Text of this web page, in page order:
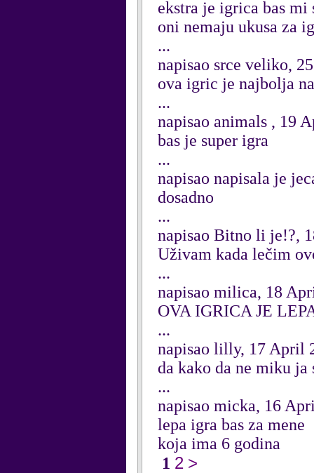
ekstra je igrica bas
oni nemaju ukusa za
...
napisao srce veliko,
ova igric je najbolja
...
napisao animals , 19
bas je super igra
...
napisao napisala je
dosadno
...
napisao Bitno li je!?,
Uživam kada lečim
...
napisao milica, 18
OVA IGRICA JE
...
napisao lilly, 17 April
da kako da ne miku ja
...
napisao micka, 16
lepa igra bas za mene
koja ima 6 godina
1 2 >